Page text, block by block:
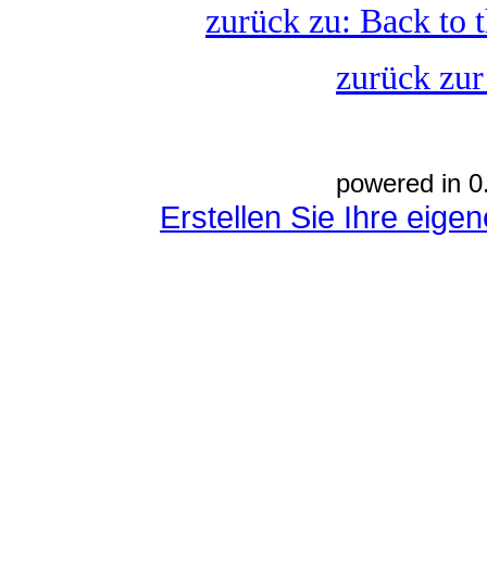
zurück zu: Back to
zurück
powered in
Erstellen Sie Ihre